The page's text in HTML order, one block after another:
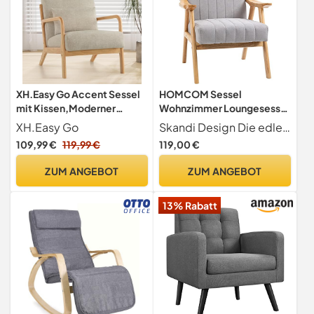
XH.Easy Go Accent Sessel
mit Kissen,Moderner
Polstersessel für
Wohnzimmer,Lounge-Stuhl
mit
equemer Lesesessel,Stoff
XH.Easy Go
109,99 € 119,99 €
ZUM ANGEBOT
HOMCOM Sessel
Wohnzimmer Loungesessel
mit Gummiholzbeine
Hellgrau
Skandi Design Die edle Kombination aus Naturholz und zarten Grauton verleihen diesem Loungesessel ein trendiges Skandi-Design. Dieses Design passt gut zu anderen Einrichtungsstilen und verbreitet in jedem Zimmer viel Gemütlichkeit.
119,00 €
ZUM ANGEBOT
13% Rabatt